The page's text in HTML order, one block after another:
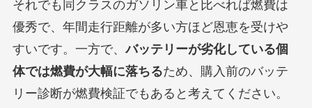
それでも同クラスのガソリン車と比べれば燃費は
優秀で、年間走行距離が多い方ほど恩恵を受けや
すいです。一方で、バッテリーが劣化している個
体では燃費が大幅に落ちるため、購入前のバッテ
リー診断が燃費検証でもあると考えてください。